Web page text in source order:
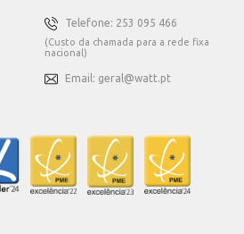
Telefone: 253 095 466
(Custo da chamada para a rede fixa
nacional)
Email: geral@watt.pt